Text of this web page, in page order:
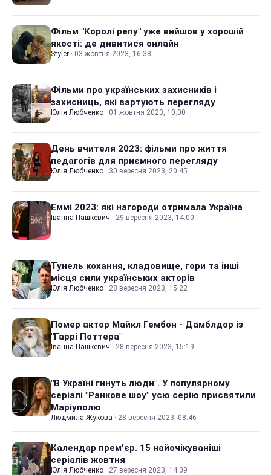
Фільм "Королі репу" уже вийшов у хорошій
якості: де дивитися онлайн
Styler · 03 жовтня 2023, 16:38
Фільми про українських захисників і
захисниць, які вартують перегляду
Юлія Любченко · 01 жовтня 2023, 10:00
День вчителя 2023: фільми про життя
педагогів для приємного перегляду
Юлія Любченко · 30 вересня 2023, 20:45
Еммі 2023: які нагороди отримала Україна
Іванна Пашкевич · 29 вересня 2023, 14:00
Тунель кохання, кладовище, гори та інші
місця сили українських акторів
Юлія Любченко · 28 вересня 2023, 15:22
Помер актор Майкл Гембон - Дамблдор із
"Гаррі Поттера"
Іванна Пашкевич · 28 вересня 2023, 15:19
"В Україні гинуть люди". У популярному
серіалі "Ранкове шоу" усю серію присвятили
Маріуполю
Людмила Жукова · 28 вересня 2023, 08:46
Календар прем'єр. 15 найочікуваніші
серіалів жовтня
Юлія Любченко · 27 вересня 2023, 14:09